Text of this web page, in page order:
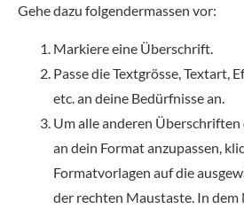
Gehe dazu folgendermassen vor:
Markiere eine Überschrift.
Passe die Textgrösse, Textart,
etc. an deine Bedürfnisse an.
Um alle anderen
an dein Format anzupassen,
Formatvorlagen auf die
der rechten Maustaste. In dem